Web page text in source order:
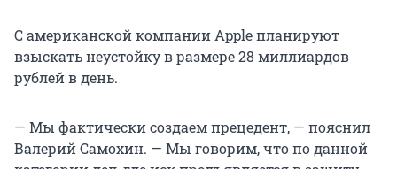
С американской компании Apple планируют
взыскать неустойку в размере 28 миллиардов
рублей в день.
— Мы фактически создаем прецедент, — пояснил
Валерий Самохин. — Мы говорим, что по данной